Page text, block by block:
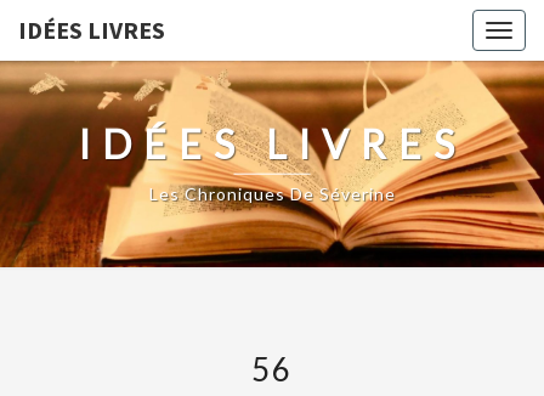
IDÉES LIVRES
IDÉES LIVRES
Les Chroniques De Séverine
56